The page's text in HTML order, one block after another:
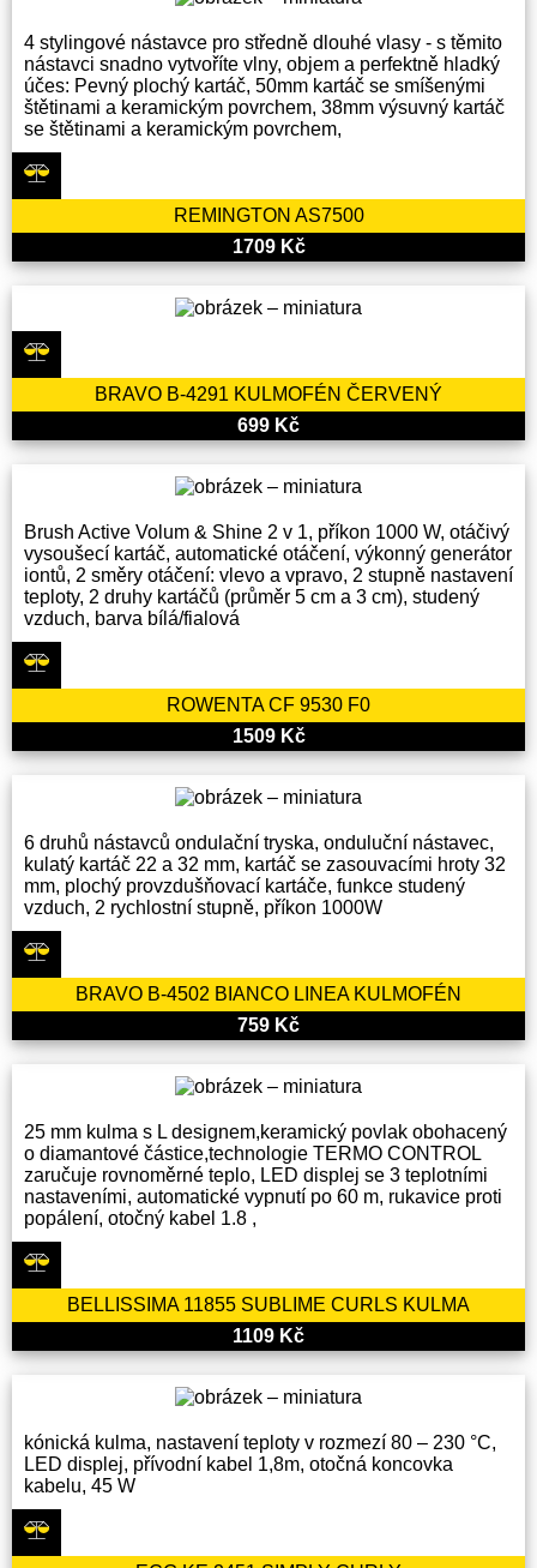
4 stylingové nástavce pro středně dlouhé vlasy - s těmito
nástavci snadno vytvoříte vlny, objem a perfektně hladký
účes: Pevný plochý kartáč, 50mm kartáč se smíšenými
štětinami a keramickým povrchem, 38mm výsuvný kartáč
se štětinami a keramickým povrchem,
REMINGTON AS7500
1709 Kč
BRAVO B-4291 KULMOFÉN ČERVENÝ
699 Kč
Brush Active Volum & Shine 2 v 1, příkon 1000 W, otáčivý
vysoušecí kartáč, automatické otáčení, výkonný generátor
iontů, 2 směry otáčení: vlevo a vpravo, 2 stupně nastavení
teploty, 2 druhy kartáčů (průměr 5 cm a 3 cm), studený
vzduch, barva bílá/fialová
ROWENTA CF 9530 F0
1509 Kč
6 druhů nástavců ondulační tryska, onduluční nástavec,
kulatý kartáč 22 a 32 mm, kartáč se zasouvacími hroty 32
mm, plochý provzdušňovací kartáče, funkce studený
vzduch, 2 rychlostní stupně, příkon 1000W
BRAVO B-4502 BIANCO LINEA KULMOFÉN
759 Kč
25 mm kulma s L designem,keramický povlak obohacený
o diamantové částice,technologie TERMO CONTROL
zaručuje rovnoměrné teplo, LED displej se 3 teplotními
nastaveními, automatické vypnutí po 60 m, rukavice proti
popálení, otočný kabel 1.8 ,
BELLISSIMA 11855 SUBLIME CURLS KULMA
1109 Kč
kónická kulma, nastavení teploty v rozmezí 80 – 230 °C,
LED displej, přívodní kabel 1,8m, otočná koncovka
kabelu, 45 W